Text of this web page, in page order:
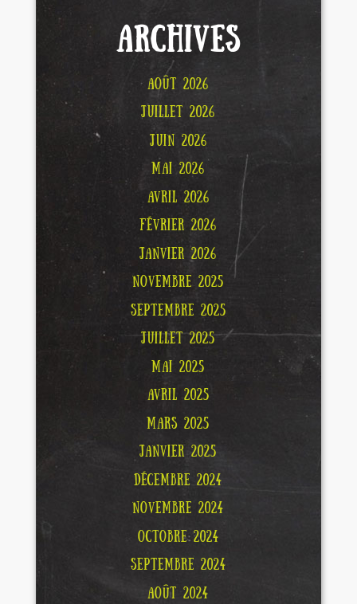
ARCHIVES
AOÛT 2026
JUILLET 2026
JUIN 2026
MAI 2026
AVRIL 2026
FÉVRIER 2026
JANVIER 2026
NOVEMBRE 2025
SEPTEMBRE 2025
JUILLET 2025
MAI 2025
AVRIL 2025
MARS 2025
JANVIER 2025
DÉCEMBRE 2024
NOVEMBRE 2024
OCTOBRE 2024
SEPTEMBRE 2024
AOÛT 2024